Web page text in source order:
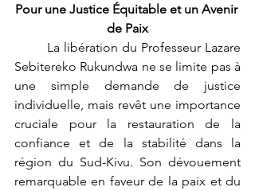
Pour une Justice Équitable et un Avenir
de Paix
Sebitereko Rukundwa ne se limite pas à
une simple demande de justice
individuelle, mais revêt une importance
cruciale pour la restauration de la
confiance et de la stabilité dans la
région du Sud-Kivu. Son dévouement
remarquable en faveur de la paix et du